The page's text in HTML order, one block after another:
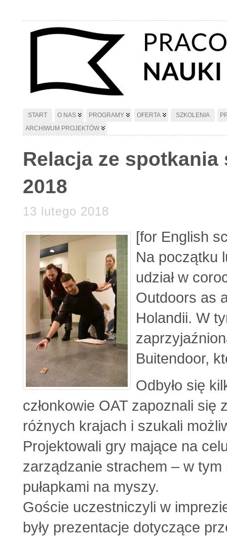
START O NAS PROGRAMY OFERTA SZKOLENIA
ARCHIWUM PROJEKTÓW
Relacja ze
2018
13 lutego 2018
[for English
Na początku
udział w
Outdoors as
Holandii. W
Buitendoor,
Odbyło się
członkowie OAT zapoznali się
różnych krajach i szukali
Projektowali gry mające na
zarządzanie strachem – w
pułapkami na myszy.
Goście uczestniczyli w
były prezentacje dotyczące